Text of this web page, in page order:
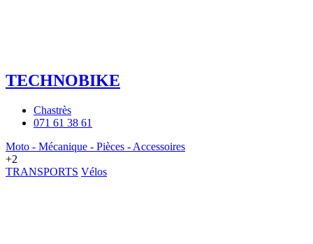
TECHNOBIKE
Chastrès
071 61 38 61
Moto - Mécanique - Pièces - Accessoires
+2
TRANSPORTS Vélos